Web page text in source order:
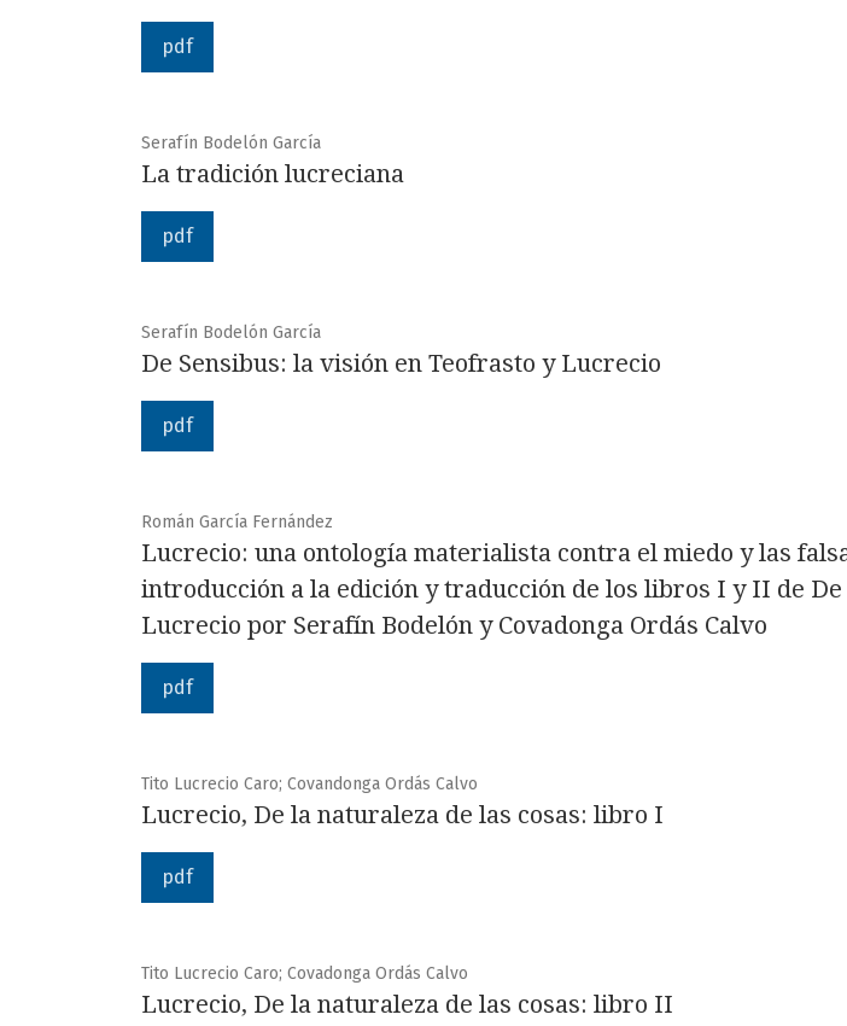
pdf
Serafín Bodelón García
La tradición lucreciana
pdf
Serafín Bodelón García
De Sensibus: la visión en Teofrasto y Lucrecio
pdf
Román García Fernández
Lucrecio: una ontología materialista contra el miedo y las
introducción a la edición y traducción de los libros I y II de
Lucrecio por Serafín Bodelón y Covadonga Ordás Calvo
pdf
Tito Lucrecio Caro; Covandonga Ordás Calvo
Lucrecio, De la naturaleza de las cosas: libro I
pdf
Tito Lucrecio Caro; Covadonga Ordás Calvo
Lucrecio, De la naturaleza de las cosas: libro II